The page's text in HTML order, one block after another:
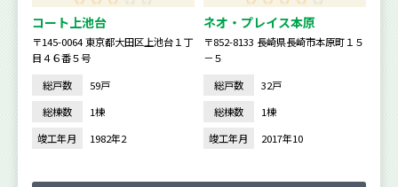
コート上池台
〒145-0064 東京都大田区上池台１丁
目４６番５号
総戸数
59戸
総棟数
1棟
竣工年月
1982年2
ネオ・プレイス本原
〒852-8133 長崎県長崎市本原町１５
－５
総戸数
32戸
総棟数
1棟
竣工年月
2017年10